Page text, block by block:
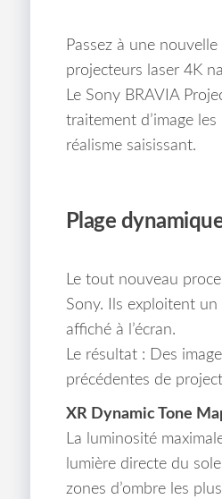
Passez à une
projecteurs laser 4K
Le Sony BRAVIA
traitement d’image
réalisme saisissant.
Plage
Le tout nouveau
Sony. Ils exploitent
affiché à l’écran.
Le résultat : Des
précédentes de
XR Dynamic Tone
La luminosité
lumière directe du
zones d’ombre les